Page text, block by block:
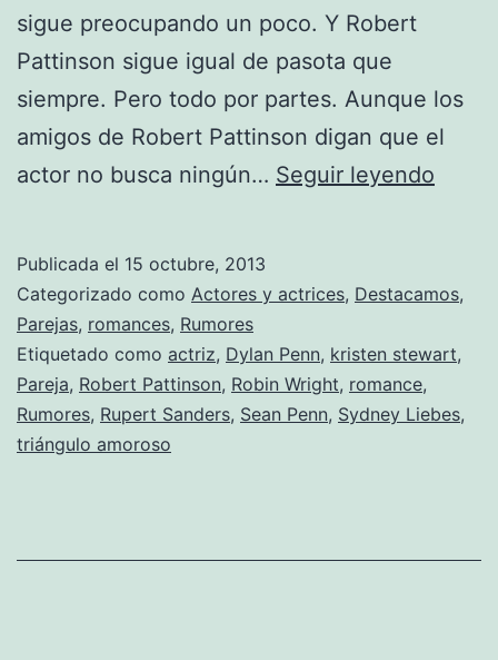
sigue preocupando un poco. Y Robert
Pattinson sigue igual de pasota que
siempre. Pero todo por partes. Aunque los
amigos de Robert Pattinson digan que el
actor no busca ningún… Seguir leyendo
y
Publicada el 15 octubre, 2013
Categorizado como Actores y actrices, Destacamos,
Parejas, romances, Rumores
Etiquetado como actriz, Dylan Penn, kristen stewart,
Pareja, Robert Pattinson, Robin Wright, romance,
Rumores, Rupert Sanders, Sean Penn, Sydney Liebes,
triángulo amoroso